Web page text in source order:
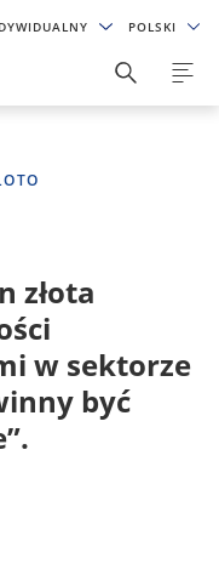
POLSKI
złota
w sektorze
być